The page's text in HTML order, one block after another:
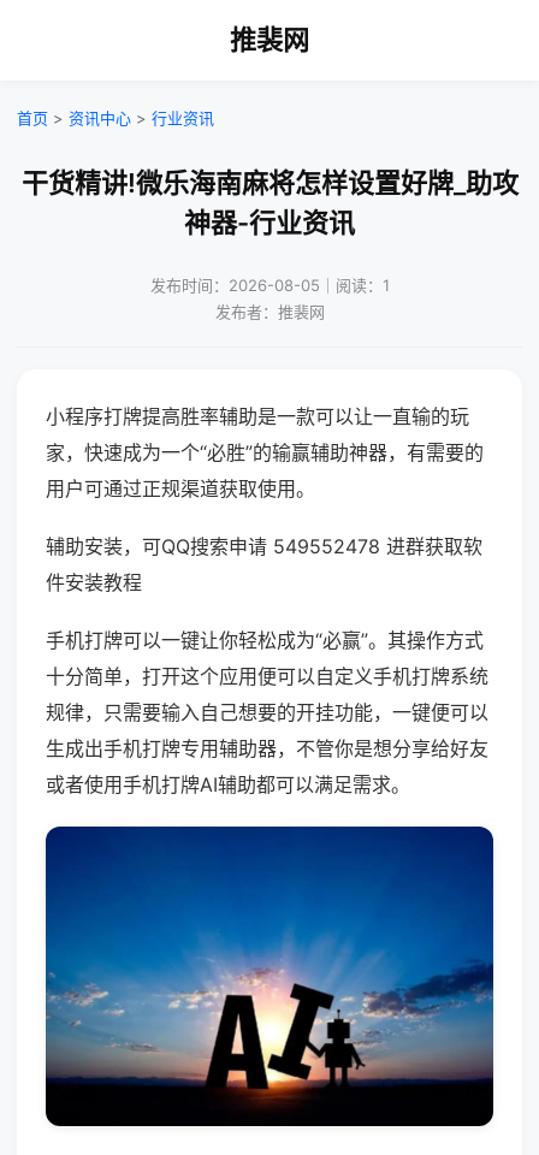
推裴网
首页 > 资讯中心 > 行业资讯
干货精讲!微乐海南麻将怎样设置好牌_助攻
神器-行业资讯
发布时间：2026-08-05｜阅读：1
发布者：推裴网
小程序打牌提高胜率辅助是一款可以让一直输的玩
家，快速成为一个“必胜”的输赢辅助神器，有需要的
用户可通过正规渠道获取使用。
辅助安装，可QQ搜索申请 549552478 进群获取软
件安装教程
手机打牌可以一键让你轻松成为“必赢”。其操作方式
十分简单，打开这个应用便可以自定义手机打牌系统
规律，只需要输入自己想要的开挂功能，一键便可以
生成出手机打牌专用辅助器，不管你是想分享给好友
或者使用手机打牌AI辅助都可以满足需求。